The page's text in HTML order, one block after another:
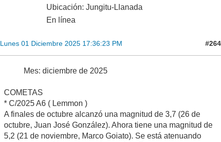
Ubicación: Jungitu-Llanada
En línea
Lunes 01 Diciembre 2025 17:36:23 PM #264
Mes: diciembre de 2025
COMETAS
* C/2025 A6 ( Lemmon )
A finales de octubre alcanzó una magnitud de 3,7 (26 de
octubre, Juan José González). Ahora tiene una magnitud de
5,2 (21 de noviembre, Marco Goiato). Se está atenuando